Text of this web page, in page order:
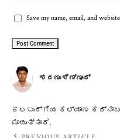
Save my name, email, and
ಶರಣು ಶಿಣ್ಣೂರ್
ಕಲಬುರ್ಗಿಯ ಕಲ್ಯಾಣ
ಮಾಡುತ್ತಾರೆ.